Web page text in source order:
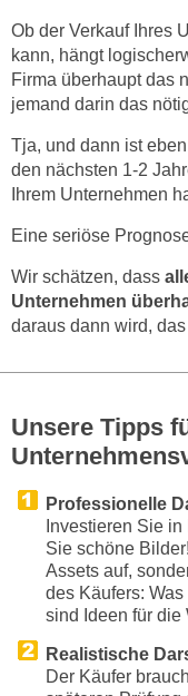
Ob der Verkauf Ihres
kann, hängt
Firma überhaupt das
jemand darin das
Tja, und dann ist
den nächsten 1-2
Ihrem Unternehmen
Eine seriöse
Wir schätzen, dass
Unternehmen
daraus dann wird,
Unsere Tipps
Professionelle
Investieren Sie
Sie schöne
Assets auf,
des Käufers:
sind Ideen für
Realistische
Der Käufer